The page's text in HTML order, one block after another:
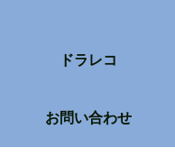
ドラレコ
お問い合わせ